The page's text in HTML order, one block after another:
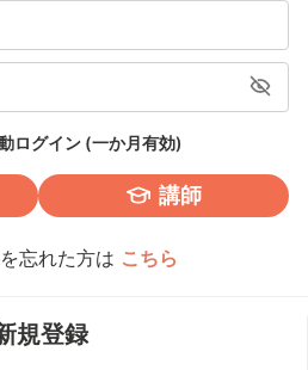
規登録
ログイン (一か月有効)
講師
忘れた方は こちら